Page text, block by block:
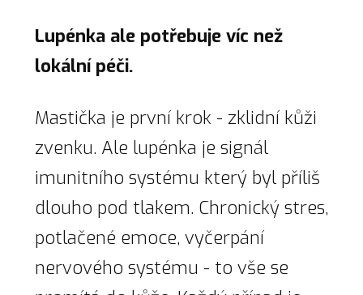
Lupénka ale potřebuje víc než
lokální péči.
Mastička je první krok - zklidní kůži
zvenku. Ale lupénka je signál
imunitního systému který byl příliš
dlouho pod tlakem. Chronický stres,
potlačené emoce, vyčerpání
nervového systému - to vše se